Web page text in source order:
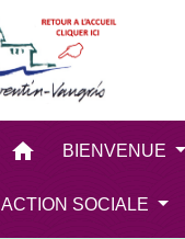
home BIENVENUE
ACTION SOCIALE